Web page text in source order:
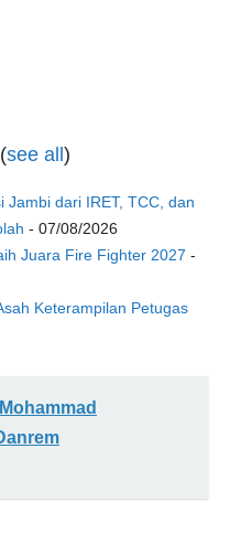
(see all )
Jambi dari IRET, TCC, dan
- 07/08/2026
Juara Fire Fighter 2027 -
Keterampilan Petugas